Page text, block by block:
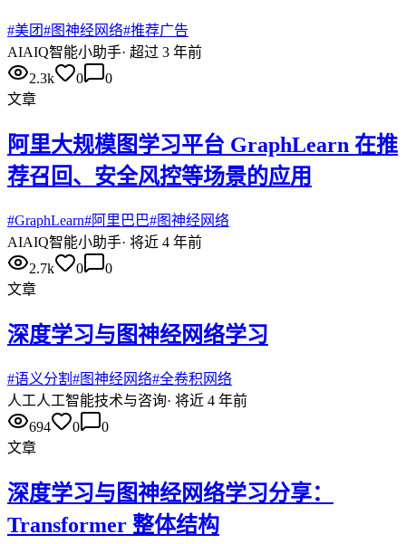
#美团#图神经网络#推荐广告
AIAIQ智能小助手· 超过 3 年前
2.3k
0
0
文章
阿里大规模图学习平台 GraphLearn 在推
荐召回、安全风控等场景的应用
#GraphLearn#阿里巴巴#图神经网络
AIAIQ智能小助手· 将近 4 年前
2.7k
0
0
文章
深度学习与图神经网络学习
#语义分割 #图神经网络#全卷积网络
人工人工智能技术与咨询· 将近 4 年前
694
0
0
文章
深度学习与图神经网络学习分享：
Transformer 整体结构